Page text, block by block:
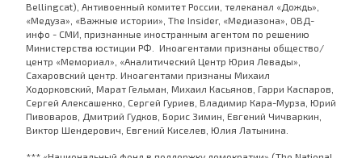
Bellingcat), Антивоенный комитет России, телеканал «Дождь»,
«Медуза», «Важные истории», The Insider, «Медиазона», ОВД-
инфо - СМИ, признанные иностранным агентом по решению
Министерства юстиции РФ. Иноагентами признаны общество/
центр «Мемориал», «Аналитический Центр Юрия Левады»,
Сахаровский центр. Иноагентами признаны Михаил
Ходорковский, Марат Гельман, Михаил Касьянов, Гарри Каспаров,
Сергей Алексашенко, Сергей Гуриев, Владимир Кара-Мурза, Юрий
Пивоваров, Дмитрий Гудков, Борис Зимин, Евгений Чичваркин,
Виктор Шендерович, Евгений Киселев, Юлия Латынина.